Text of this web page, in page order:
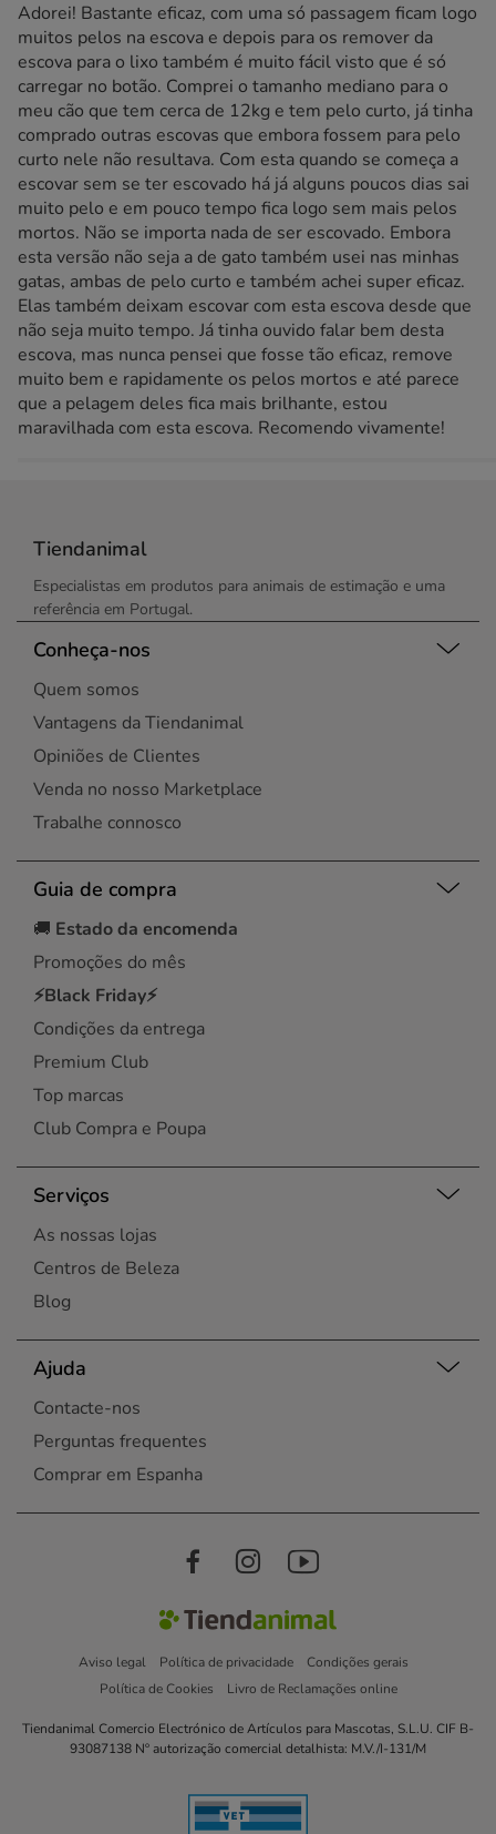
Adorei! Bastante eficaz, com uma só passagem ficam logo
muitos pelos na escova e depois para os remover da
escova para o lixo também é muito fácil visto que é só
carregar no botão. Comprei o tamanho mediano para o
meu cão que tem cerca de 12kg e tem pelo curto, já tinha
comprado outras escovas que embora fossem para pelo
curto nele não resultava. Com esta quando se começa a
escovar sem se ter escovado há já alguns poucos dias sai
muito pelo e em pouco tempo fica logo sem mais pelos
mortos. Não se importa nada de ser escovado. Embora
esta versão não seja a de gato também usei nas minhas
gatas, ambas de pelo curto e também achei super eficaz.
Elas também deixam escovar com esta escova desde que
não seja muito tempo. Já tinha ouvido falar bem desta
escova, mas nunca pensei que fosse tão eficaz, remove
muito bem e rapidamente os pelos mortos e até parece
que a pelagem deles fica mais brilhante, estou
maravilhada com esta escova. Recomendo vivamente!
Tiendanimal
Especialistas em produtos para animais de estimação e uma
referência em Portugal.
Conheça-nos
Quem somos
Vantagens da Tiendanimal
Opiniões de Clientes
Venda no nosso Marketplace
Trabalhe connosco
Guia de compra
🚚 Estado da encomenda
Promoções do mês
⚡Black Friday⚡
Condições da entrega
Premium Club
Top marcas
Club Compra e Poupa
Serviços
As nossas lojas
Centros de Beleza
Blog
Ajuda
Contacte-nos
Perguntas frequentes
Comprar em Espanha
Aviso legal Política de privacidade
Condições gerais
Política de Cookies
Livro de Reclamações online
Tiendanimal Comercio Electrónico de Artículos para Mascotas, S.L.U. CIF B-
93087138 Nº autorização comercial detalhista: M.V./I-131/M